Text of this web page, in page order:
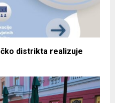
distrikta realizuje